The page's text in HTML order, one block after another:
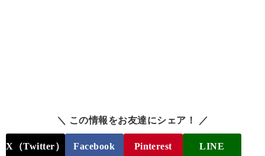
＼ この情報をお友達にシェア！ ／
X（Twitter） Facebook Pinterest LINE